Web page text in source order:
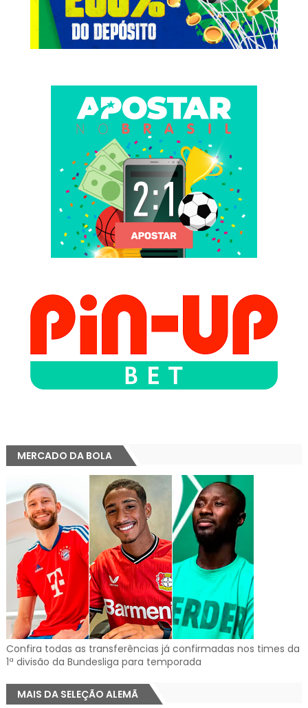
MERCADO DA BOLA
Confira todas as transferências já confirmadas nos times da
1ª divisão da Bundesliga para temporada
MAIS DA SELEÇÃO ALEMÃ